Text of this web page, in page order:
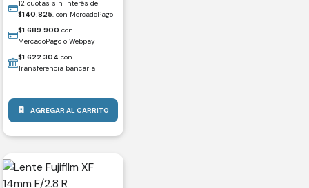
12 cuotas sin interés de
$140.825, con MercadoPago
$1.689.900 con
MercadoPago o Webpay
$1.622.304 con
Transferencia bancaria
AGREGAR AL CARRITO